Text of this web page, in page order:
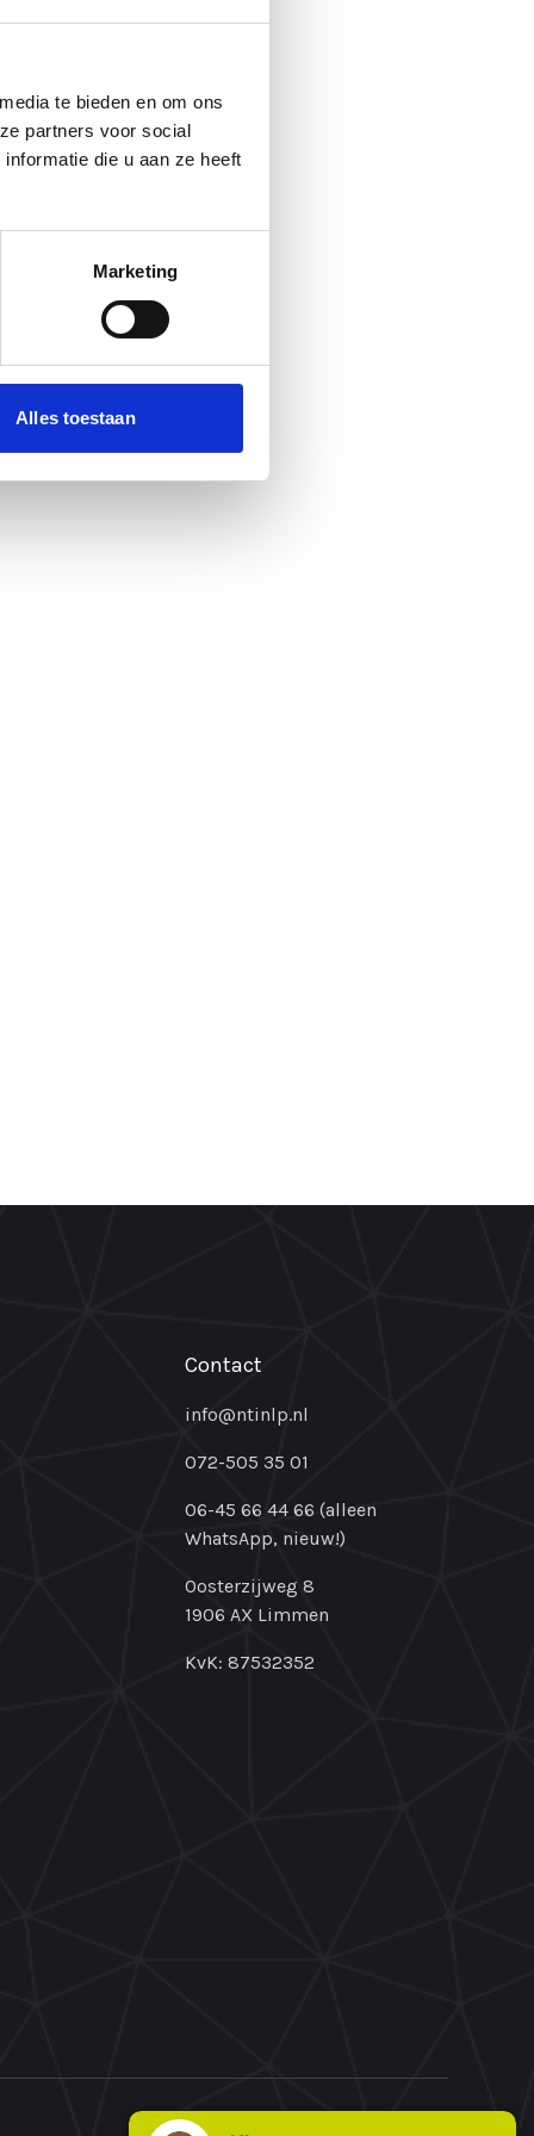
te bieden en om ons
partners voor social
die u aan ze heeft
Marketing
Alles toestaan
Contact
info@ntinlp.nl
072-505 35 01
06-45 66 44 66 (alleen
WhatsApp, nieuw!)
Oosterzijweg 8
1906 AX Limmen
KvK: 87532352